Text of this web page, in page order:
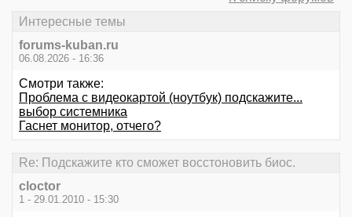
Интересные темы
forums-kuban.ru
06.08.2026 - 16:36
Смотри также:
Проблема с видеокартой (ноутбук) подскажите...
выбор системника
Гаснет монитор, отчего?
Re: Подскажите кто сможет восстоновить биос.
cloctor
1 - 29.01.2010 - 15:30